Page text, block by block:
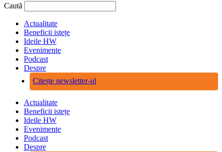
Caută
Actualitate
Beneficii istețe
Ideile HW
Evenimente
Podcast
Despre
Citește newsletter-ul
Actualitate
Beneficii istețe
Ideile HW
Evenimente
Podcast
Despre